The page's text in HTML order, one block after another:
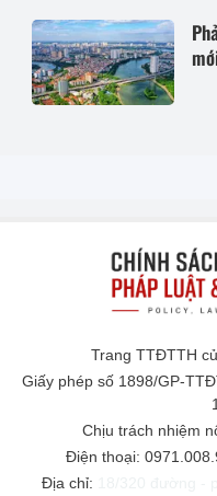
Trang TTĐTTH
Giấy phép số 1898/GP-
Chịu trách nhiệm
Điện thoại:
Địa chỉ: